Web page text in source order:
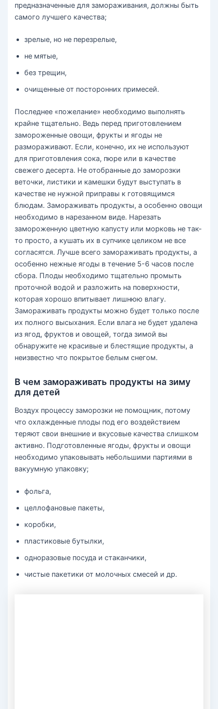
предназначенные для замораживания, должны быть
самого лучшего качества;
зрелые, но не перезрелые,
не мятые,
без трещин,
очищенные от посторонних примесей.
Последнее «пожелание» необходимо выполнять
крайне тщательно. Ведь перед приготовлением
замороженные овощи, фрукты и ягоды не
размораживают. Если, конечно, их не используют
для приготовления сока, пюре или в качестве
свежего десерта. Не отобранные до заморозки
веточки, листики и камешки будут выступать в
качестве не нужной приправы к готовящимся
блюдам. Замораживать продукты, а особенно овощи
необходимо в нарезанном виде. Нарезать
замороженную цветную капусту или морковь не так-
то просто, а кушать их в супчике целиком не все
согласятся. Лучше всего замораживать продукты, а
особенно нежные ягоды в течение 5-6 часов после
сбора. Плоды необходимо тщательно промыть
проточной водой и разложить на поверхности,
которая хорошо впитывает лишнюю влагу.
Замораживать продукты можно будет только после
их полного высыхания. Если влага не будет удалена
из ягод, фруктов и овощей, тогда зимой вы
обнаружите не красивые и блестящие продукты, а
неизвестно что покрытое белым снегом.
В чем замораживать продукты на зиму
для детей
Воздух процессу заморозки не помощник, потому
что охлажденные плоды под его воздействием
теряют свои внешние и вкусовые качества слишком
активно. Подготовленные ягоды, фрукты и овощи
необходимо упаковывать небольшими партиями в
вакуумную упаковку;
фольга,
целлофановые пакеты,
коробки,
пластиковые бутылки,
одноразовые посуда и стаканчики,
чистые пакетики от молочных смесей и др.